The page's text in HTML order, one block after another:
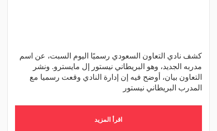
كشف نادي التعاون السعودي رسميًا اليوم السبت، عن اسم
مدربه الجديد، وهو البريطاني نيستور إل مايسترو. ونشر
التعاون بيان، أوضح فيه إن إدارة النادي وقعت رسميا مع
المدرب البريطاني نيستور
اقرأ المزيد